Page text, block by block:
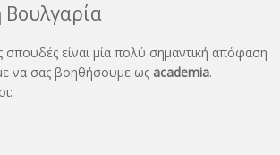
σπουδές είναι μία πολύ σημαντική απόφαση
να σας βοηθήσουμε ως academia.